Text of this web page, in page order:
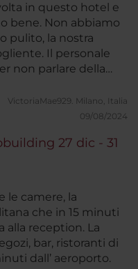
in questo hotel e
bene. Non abbiamo
pulito, la nostra
Il personale
non parlare della
fresco.
VictoriaMae929. Milano, Italia
09/08/2024
27 dic - 31
le camere, la
che in 15 minuti
alla reception. La
bar, ristoranti di
dall’ aeroporto.